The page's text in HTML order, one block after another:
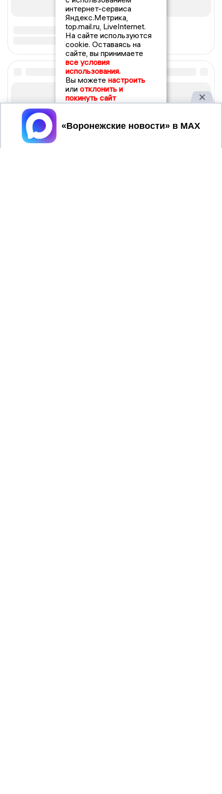
интернет-сервиса
Яндекс.Метрика,
top.mail.ru, LiveInternet.
На сайте используются
cookie. Оставаясь на
сайте, вы принимаете
все условия
использования.
Вы можете настроить
или отклонить и
покинуть сайт
Принять